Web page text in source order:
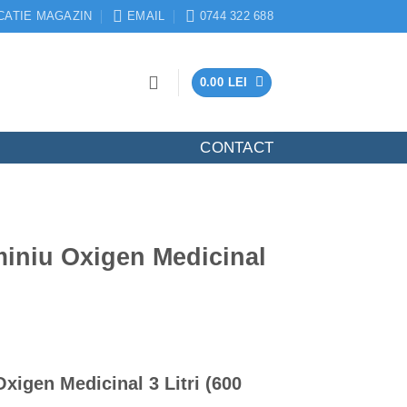
MAGAZIN EMAIL 0744 322 688
0.00 LEI
CONTACT
Oxigen Medicinal
Medicinal 3 Litri (600